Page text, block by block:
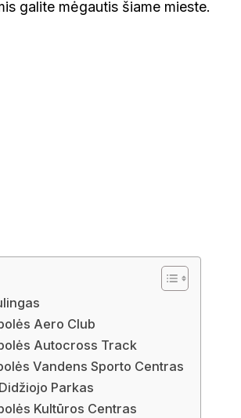
galite mėgautis šiame mieste.
Aero Club
Autocross Track
Vandens Sporto Centras
Parkas
Kultūros Centras